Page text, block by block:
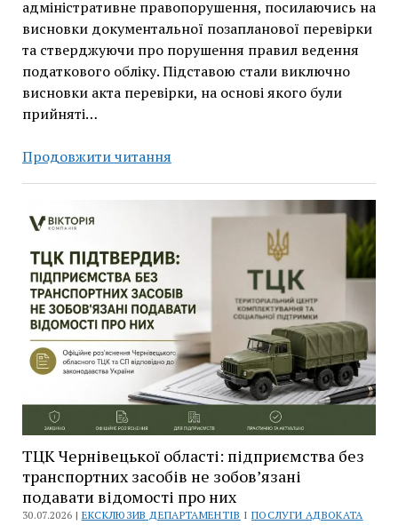
адміністративне правопорушення, посилаючись на
висновки документальної позапланової перевірки
та стверджуючи про порушення правил ведення
податкового обліку. Підставою стали виключно
висновки акта перевірки, на основі якого були
прийняті…
Продовжити читанняСуд
адміністративну
справу
директора
підприємства:
поки
триває
оскарження
ППР,
складу
правопорушення
немає
ТЦК Чернівецької області: підприємства без
транспортних засобів не зобов’язані
подавати відомості про них
30.07.2026 | ЕКСКЛЮЗИВ ДЕПАРТАМЕНТІВ І ПОСЛУГИ АДВОКАТА